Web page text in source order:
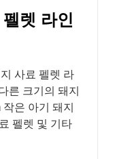
렛 라인
사료 펠렛 라
른 크기의 돼지
은 아기 돼지
펠렛 및 기타